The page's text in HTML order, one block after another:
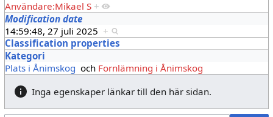
Användare:Mikael S +
Modification date
14:59:48, 27 juli 2025 +
Classification properties
Kategori
Plats i Ånimskog och Fornlämning i Ånimskog
Inga egenskaper länkar till den här sidan.